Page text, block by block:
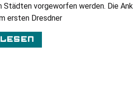
vorgeworfen werden. Die
ersten Dresdner